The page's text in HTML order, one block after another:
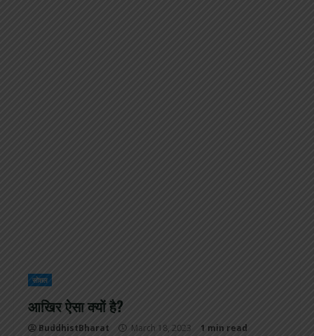
सोशल
आखिर ऐसा क्यों है?
BuddhistBharat March 18, 2023 1 min read